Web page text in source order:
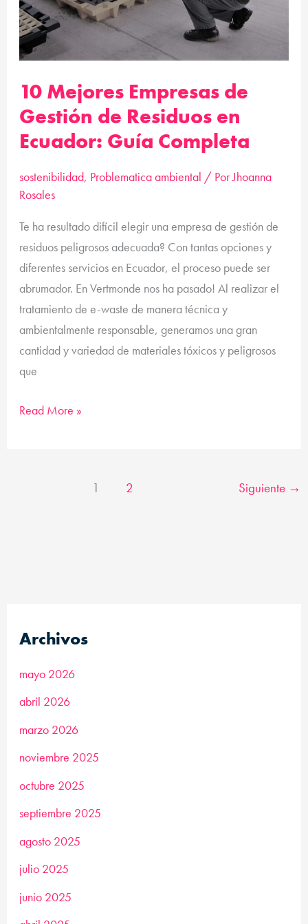
10 Mejores Empresas de
Gestión de Residuos en
Ecuador: Guía Completa
sostenibilidad, Problematica ambiental / PorJhoanna
Rosales
Te ha resultado difícil elegir una empresa de gestión de
residuos peligrosos adecuada? Con tantas opciones y
diferentes servicios en Ecuador, el proceso puede ser
abrumador. En Vertmonde nos ha pasado! Al realizar el
tratamiento de e-waste de manera técnica y
ambientalmente responsable, generamos una gran
cantidad y variedad de materiales tóxicos y peligrosos
que
en
Ecuador:
Guía
Read More »
1 2 Siguiente →
Archivos
mayo 2026
abril 2026
marzo 2026
noviembre 2025
octubre 2025
septiembre 2025
agosto 2025
julio 2025
junio 2025